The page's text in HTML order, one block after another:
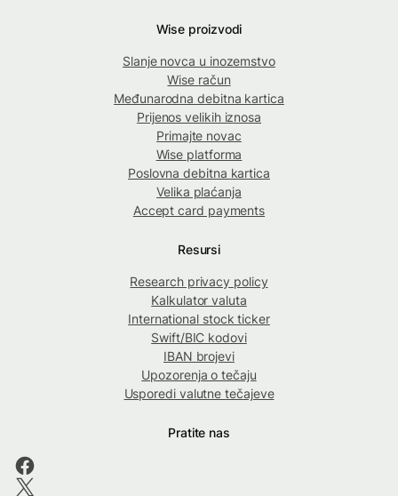
Wise proizvodi
Slanje novca u inozemstvo
Wise račun
Međunarodna debitna kartica
Prijenos velikih iznosa
Primajte novac
Wise platforma
Poslovna debitna kartica
Velika plaćanja
Accept card payments
Resursi
Research privacy policy
Kalkulator valuta
International stock ticker
Swift/BIC kodovi
IBAN brojevi
Upozorenja o tečaju
Usporedi valutne tečajeve
Pratite nas